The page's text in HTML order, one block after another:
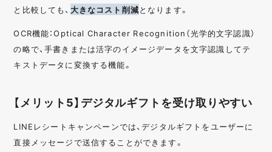
と比較しても、 大きなコスト削減となります。
OCR機能：Optical Character Recognition（光学的文字認識）
の略で、手書きまたは活字のイメージデータを文字認識してテ
キストデータに変換する機能。
【メリット5】デジタルギフトを受け取りやすい
LINEレシートキャンペーンでは、デジタルギフトをユーザーに
直接メッセージで送信することができます。